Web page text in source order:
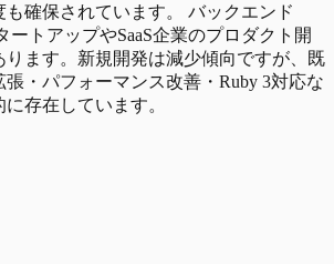
も確保されています。 バックエンド
ートアップやSaaS企業のプロダクト開
ります。新規開発は減少傾向ですが、既
・パフォーマンス改善・Ruby 3対応な
存在しています。